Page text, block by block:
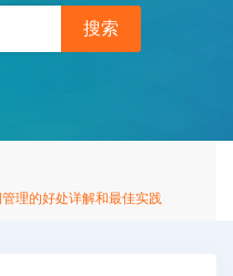
理的好处详解和最佳实践